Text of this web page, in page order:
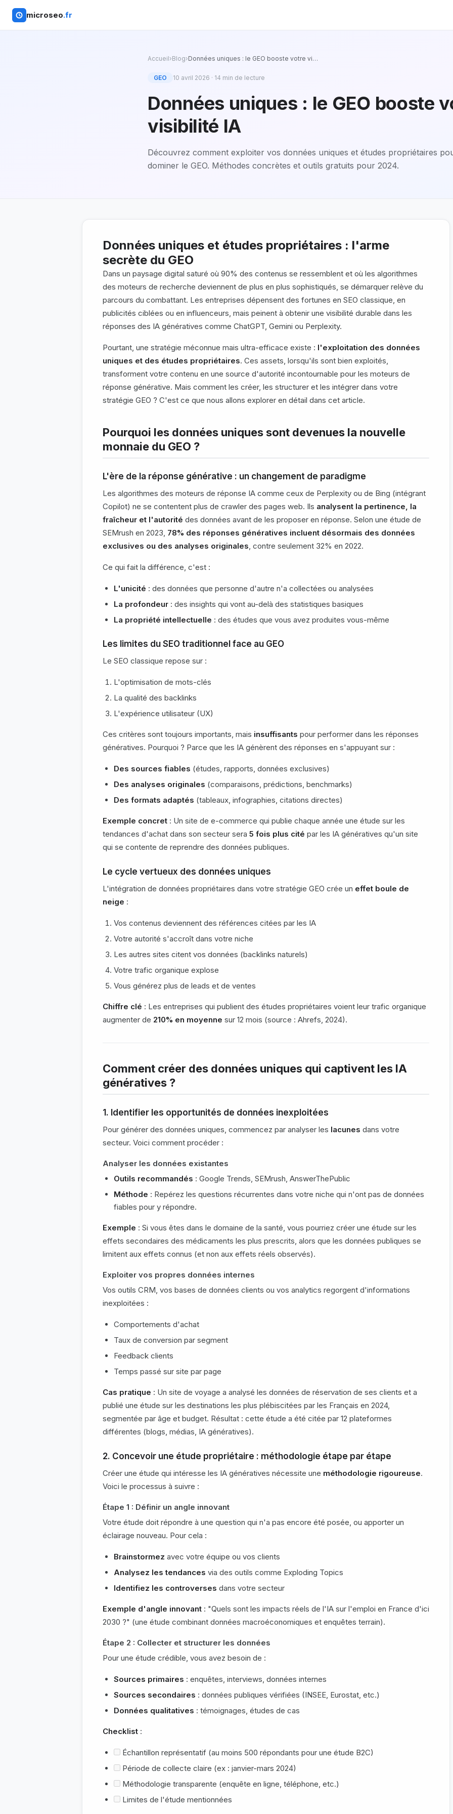
microseo.fr
Accueil›Blog›Données uniques : le GEO booste votre vi…
GEO 10 avril 2026 · 14 min de lecture
Données uniques : le GEO booste
visibilité IA
Découvrez comment exploiter vos données uniques et études propriétaires
dominer le GEO. Méthodes concrètes et outils gratuits pour 2024.
Données uniques et études propriétaires : l'arme
secrète du GEO
Dans un paysage digital saturé où 90% des contenus se ressemblent et où les algorithmes
des moteurs de recherche deviennent de plus en plus sophistiqués, se démarquer relève du
parcours du combattant. Les entreprises dépensent des fortunes en SEO classique, en
publicités ciblées ou en influenceurs, mais peinent à obtenir une visibilité durable dans les
réponses des IA génératives comme ChatGPT, Gemini ou Perplexity.
Pourtant, une stratégie méconnue mais ultra-efficace existe : l'exploitation des données
uniques et des études propriétaires. Ces assets, lorsqu'ils sont bien exploités,
transforment votre contenu en une source d'autorité incontournable pour les moteurs de
réponse générative. Mais comment les créer, les structurer et les intégrer dans votre
stratégie GEO ? C'est ce que nous allons explorer en détail dans cet article.
Pourquoi les données uniques sont devenues la nouvelle
monnaie du GEO ?
L'ère de la réponse générative : un changement de paradigme
Les algorithmes des moteurs de réponse IA comme ceux de Perplexity ou de Bing (intégrant
Copilot) ne se contentent plus de crawler des pages web. Ils analysent la pertinence, la
fraîcheur et l'autorité des données avant de les proposer en réponse. Selon une étude de
SEMrush en 2023, 78% des réponses génératives incluent désormais des données
exclusives ou des analyses originales, contre seulement 32% en 2022.
Ce qui fait la différence, c'est :
L'unicité : des données que personne d'autre n'a collectées ou analysées
La profondeur : des insights qui vont au-delà des statistiques basiques
La propriété intellectuelle : des études que vous avez produites vous-même
Les limites du SEO traditionnel face au GEO
Le SEO classique repose sur :
L'optimisation de mots-clés
La qualité des backlinks
L'expérience utilisateur (UX)
Ces critères sont toujours importants, mais insuffisants pour performer dans les réponses
génératives. Pourquoi ? Parce que les IA génèrent des réponses en s'appuyant sur :
Des sources fiables (études, rapports, données exclusives)
Des analyses originales (comparaisons, prédictions, benchmarks)
Des formats adaptés (tableaux, infographies, citations directes)
Exemple concret : Un site de e-commerce qui publie chaque année une étude sur les
tendances d'achat dans son secteur sera 5 fois plus cité par les IA génératives qu'un site
qui se contente de reprendre des données publiques.
Le cycle vertueux des données uniques
L'intégration de données propriétaires dans votre stratégie GEO crée un effet boule de
neige :
Vos contenus deviennent des références citées par les IA
Votre autorité s'accroît dans votre niche
Les autres sites citent vos données (backlinks naturels)
Votre trafic organique explose
Vous générez plus de leads et de ventes
Chiffre clé : Les entreprises qui publient des études propriétaires voient leur trafic organique
augmenter de 210% en moyenne sur 12 mois (source : Ahrefs, 2024).
Comment créer des données uniques qui captivent les IA
génératives ?
1. Identifier les opportunités de données inexploitées
Pour générer des données uniques, commencez par analyser les lacunes dans votre
secteur. Voici comment procéder :
Analyser les données existantes
Outils recommandés : Google Trends, SEMrush, AnswerThePublic
Méthode : Repérez les questions récurrentes dans votre niche qui n'ont pas de données
fiables pour y répondre.
Exemple : Si vous êtes dans le domaine de la santé, vous pourriez créer une étude sur les
effets secondaires des médicaments les plus prescrits, alors que les données publiques se
limitent aux effets connus (et non aux effets réels observés).
Exploiter vos propres données internes
Vos outils CRM, vos bases de données clients ou vos analytics regorgent d'informations
inexploitées :
Comportements d'achat
Taux de conversion par segment
Feedback clients
Temps passé sur site par page
Cas pratique : Un site de voyage a analysé les données de réservation de ses clients et a
publié une étude sur les destinations les plus plébiscitées par les Français en 2024,
segmentée par âge et budget. Résultat : cette étude a été citée par 12 plateformes
différentes (blogs, médias, IA génératives).
2. Concevoir une étude propriétaire : méthodologie étape par étape
Créer une étude qui intéresse les IA génératives nécessite une méthodologie rigoureuse.
Voici le processus à suivre :
Étape 1 : Définir un angle innovant
Votre étude doit répondre à une question qui n'a pas encore été posée, ou apporter un
éclairage nouveau. Pour cela :
Brainstormez avec votre équipe ou vos clients
Analysez les tendances via des outils comme Exploding Topics
Identifiez les controverses dans votre secteur
Exemple d'angle innovant : "Quels sont les impacts réels de l'IA sur l'emploi en France d'ici
2030 ?" (une étude combinant données macroéconomiques et enquêtes terrain).
Étape 2 : Collecter et structurer les données
Pour une étude crédible, vous avez besoin de :
Sources primaires : enquêtes, interviews, données internes
Sources secondaires : données publiques vérifiées (INSEE, Eurostat, etc.)
Données qualitatives : témoignages, études de cas
Checklist :
Échantillon représentatif (au moins 500 répondants pour une étude B2C)
Période de collecte claire (ex : janvier-mars 2024)
Méthodologie transparente (enquête en ligne, téléphone, etc.)
Limites de l'étude mentionnées